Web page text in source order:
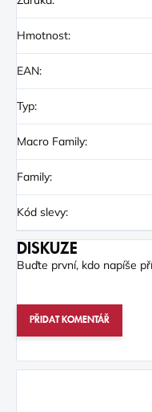
Hmotnost:
EAN:
Typ:
Macro Family:
Family:
Kód slevy:
DISKUZE
Buďte první, kdo napíše
PŘIDAT KOMENTÁŘ